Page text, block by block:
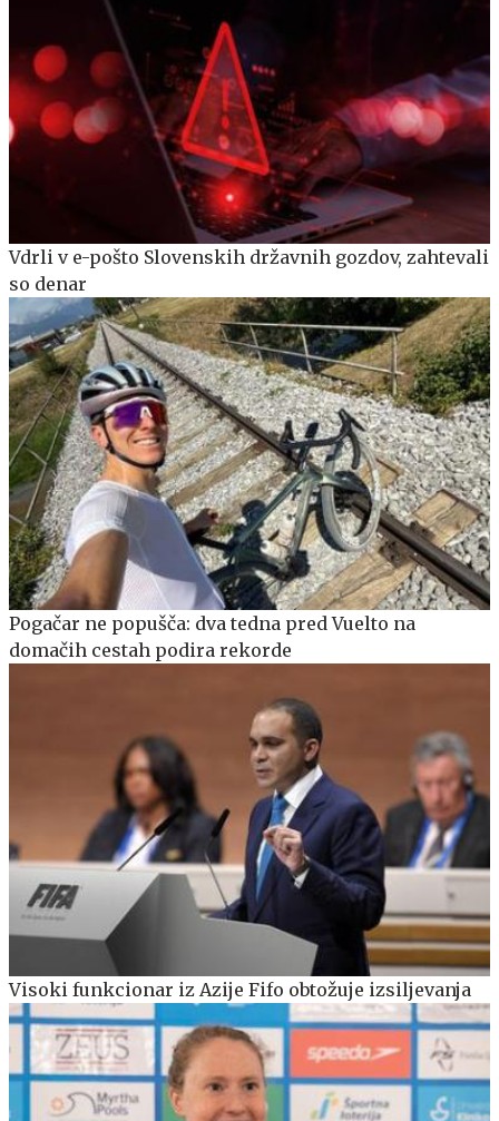
Vdrli v e-pošto Slovenskih državnih gozdov, zahtevali
so denar
Pogačar ne popušča: dva tedna pred Vuelto na
domačih cestah podira rekorde
Visoki funkcionar iz Azije Fifo obtožuje izsiljevanja